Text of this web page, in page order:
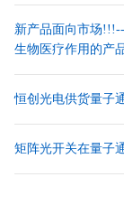
新产品面向市场
生物医疗作用的产
恒创光电供货量子
矩阵光开关在量子